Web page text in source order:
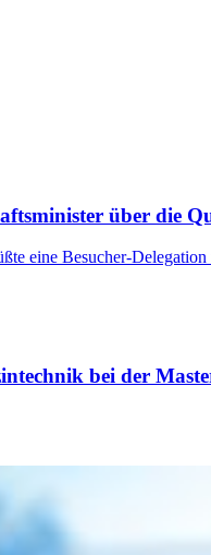
über die
eine Besucher-
bei der